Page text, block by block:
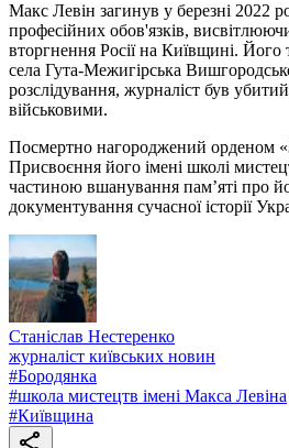
Макс Левін загинув у березні 2022
професійних обов'язків,
вторгнення Росії на Київщині.
села Гута-Межигірська
розслідування, журналіст був
військовими.
Посмертно нагороджений орденом
Присвоєння його імені школі
частиною вшанування пам’яті про
документування сучасної історії
Станіслав Нестеренко
журналіст київських новин
#Бородянка
#школа мистецтв імені Макса Левіна
#Київщина